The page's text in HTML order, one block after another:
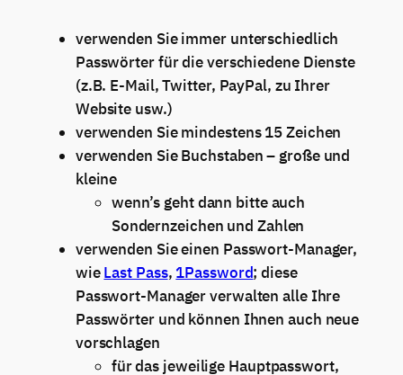
verwenden Sie immer unterschiedlich
Passwörter für die verschiedene Dienste
(z.B. E-Mail, Twitter, PayPal, zu Ihrer
Website usw.)
verwenden Sie mindestens 15 Zeichen
verwenden Sie Buchstaben – große und
kleine
wenn’s geht dann bitte auch
Sondernzeichen und Zahlen
verwenden Sie einen Passwort-Manager,
wieLast Pass, 1Password; diese
Passwort-Manager verwalten alle Ihre
Passwörter und können Ihnen auch neue
vorschlagen
für das jeweilige Hauptpasswort,